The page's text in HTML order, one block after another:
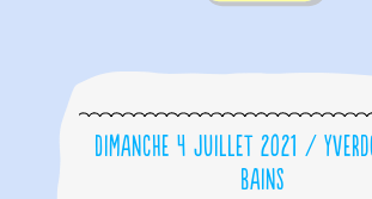
Dimanche 4 juillet 2021 /
Bains